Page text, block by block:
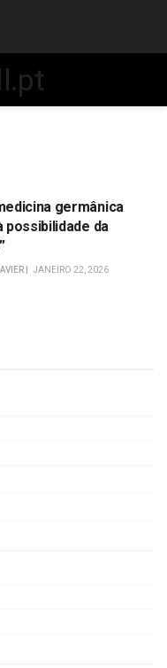
germânica
possibilidade da
JANEIRO 22, 2026